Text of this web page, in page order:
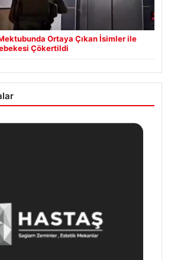
Ortaya Çıkan İsimler ile
Çökertildi